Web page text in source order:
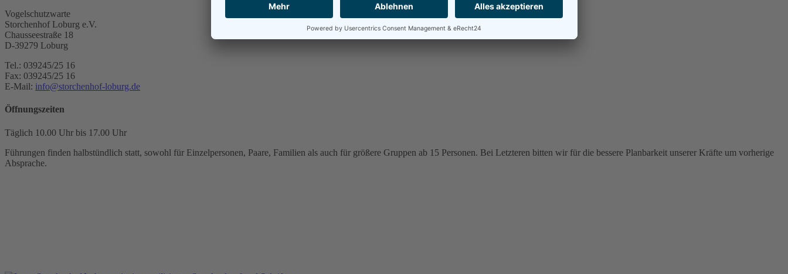
Vogelschutzwarte
Storchenhof Loburg e.V.
Chausseestraße 18
D-39279 Loburg
Tel.: 039245/25 16
Fax: 039245/25 16
E-Mail: info@storchenhof-loburg.de
Öffnungszeiten
Täglich 10.00 Uhr bis 17.00 Uhr
Führungen finden halbstündlich statt, sowohl für Einzelpersonen, Paare, Familien als auch für größere Gruppen ab 15 Personen. Bei Letzteren bitten wir für die bessere Planbarkeit unserer Kräfte um vorherige
Absprache.